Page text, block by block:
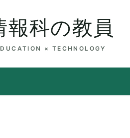
報科の教員
× TECHNOLOGY